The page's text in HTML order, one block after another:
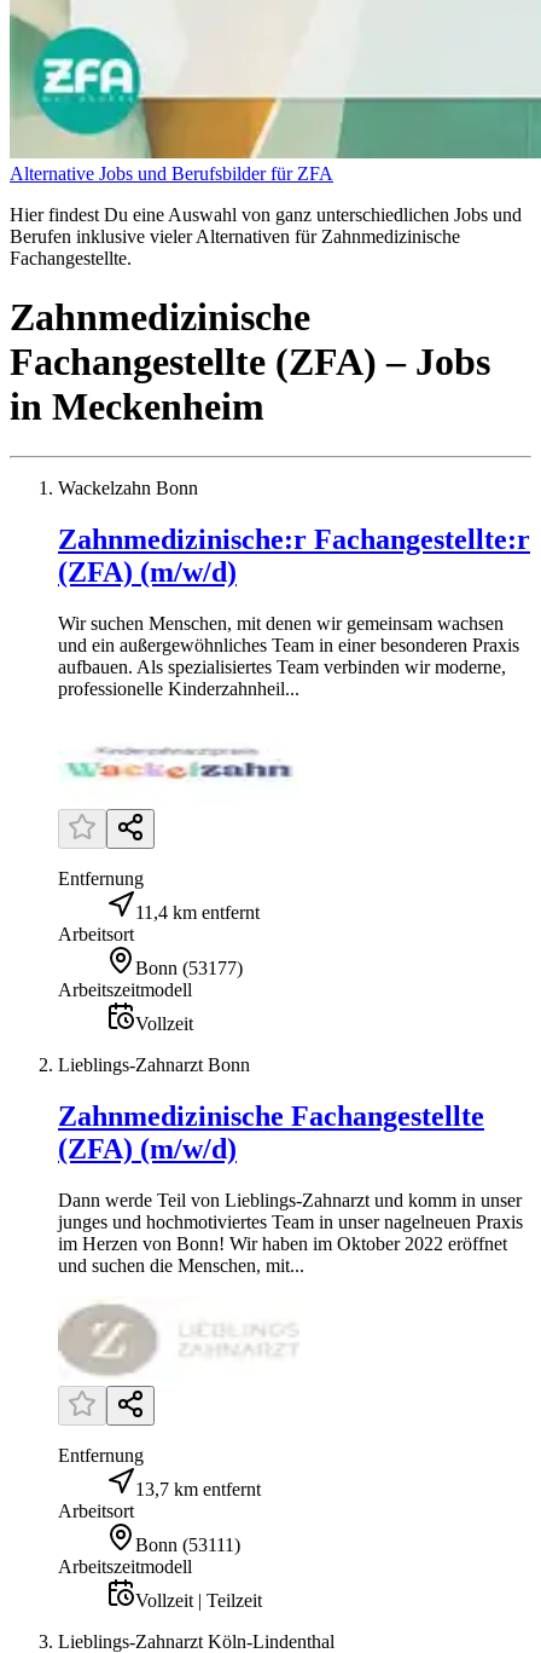
Alternative Jobs und Berufsbilder für ZFA
Hier findest Du eine Auswahl von ganz unterschiedlichen Jobs und
Berufen inklusive vieler Alternativen für Zahnmedizinische
Fachangestellte.
Zahnmedizinische
Fachangestellte (ZFA) – Jobs
in Meckenheim
Wackelzahn Bonn
Zahnmedizinische:r Fachangestellte:r
(ZFA) (m/w/d)
Wir suchen Menschen, mit denen wir gemeinsam wachsen
und ein außergewöhnliches Team in einer besonderen Praxis
aufbauen. Als spezialisiertes Team verbinden wir moderne,
professionelle Kinderzahnheil...
Entfernung
11,4 km entfernt
Arbeitsort
Bonn (53177)
Arbeitszeitmodell
Vollzeit
Lieblings-Zahnarzt Bonn
Zahnmedizinische Fachangestellte
(ZFA) (m/w/d)
Dann werde Teil von Lieblings-Zahnarzt und komm in unser
junges und hochmotiviertes Team in unser nagelneuen Praxis
im Herzen von Bonn! Wir haben im Oktober 2022 eröffnet
und suchen die Menschen, mit...
Entfernung
13,7 km entfernt
Arbeitsort
Bonn (53111)
Arbeitszeitmodell
Vollzeit | Teilzeit
Lieblings-Zahnarzt Köln-Lindenthal